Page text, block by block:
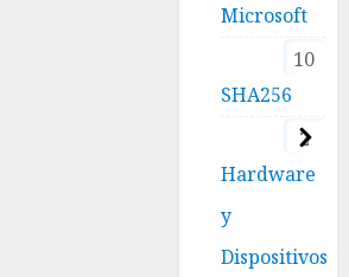
Microsoft
10
SHA256
2
Hardware
y
Dispositivos